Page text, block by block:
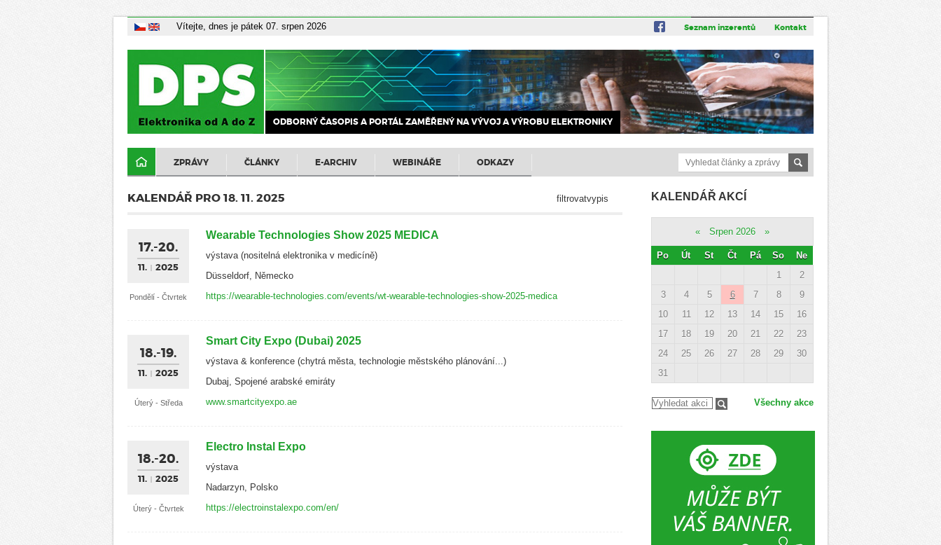
Vítejte, dnes je pátek 07. srpen 2026 Seznam inzerentů Kontakt
ODBORNÝ ČASOPIS A PORTÁL ZAMĚŘENÝ NA VÝVOJ A VÝROBU ELEKTRONIKY
ZPRÁVY ČLÁNKY E-ARCHIV WEBINÁŘE ODKAZY
filtrovatvypis
KALENDÁŘ PRO 18. 11. 2025
17.-20.
11. 2025
Pondělí - Čtvrtek
Wearable Technologies Show 2025 MEDICA
výstava (nositelná elektronika v medicíně)
Düsseldorf, Německo
https://wearable-technologies.com/events/wt-wearable-technologies-show-2025-medica
18.-19.
11. 2025
Úterý - Středa
Smart City Expo (Dubai) 2025
výstava & konference (chytrá města, technologie městského plánování...)
Dubaj, Spojené arabské emiráty
www.smartcityexpo.ae
18.-20.
11. 2025
Úterý - Čtvrtek
Electro Instal Expo
výstava
Nadarzyn, Polsko
https://electroinstalexpo.com/en/
KALENDÁŘ AKCÍ
« Srpen 2026 »
Po Út St Čt Pá So
Ne
1
2
3
4 5 6 7 8
9
10
11 12 13 14 15
16
17
18 19 20 21 22
23
24
25 26 27 28 29
30
31
Všechny akce